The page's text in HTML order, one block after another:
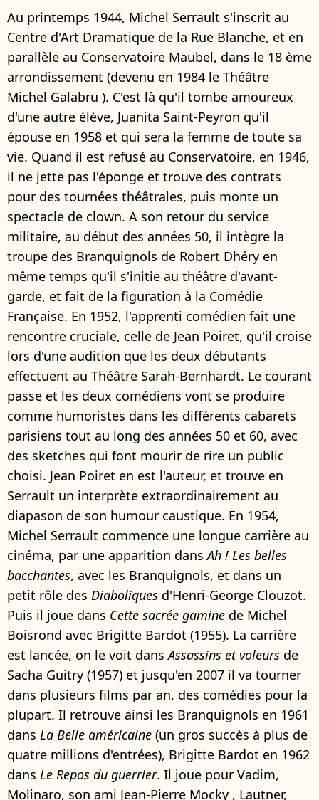
Au printemps 1944, Michel Serrault s'inscrit au
Centre d'Art Dramatique de la Rue Blanche, et en
parallèle au Conservatoire Maubel, dans le 18 ème
arrondissement (devenu en 1984 le Théâtre
Michel Galabru ). C'est là qu'il tombe amoureux
d'une autre élève, Juanita Saint-Peyron qu'il
épouse en 1958 et qui sera la femme de toute sa
vie. Quand il est refusé au Conservatoire, en 1946,
il ne jette pas l'éponge et trouve des contrats
pour des tournées théâtrales, puis monte un
spectacle de clown. A son retour du service
militaire, au début des années 50, il intègre la
troupe des Branquignols de Robert Dhéry en
même temps qu'il s'initie au théâtre d'avant-
garde, et fait de la figuration à la Comédie
Française. En 1952, l'apprenti comédien fait une
rencontre cruciale, celle de Jean Poiret, qu'il croise
lors d'une audition que les deux débutants
effectuent au Théâtre Sarah-Bernhardt. Le courant
passe et les deux comédiens vont se produire
comme humoristes dans les différents cabarets
parisiens tout au long des années 50 et 60, avec
des sketches qui font mourir de rire un public
choisi. Jean Poiret en est l'auteur, et trouve en
Serrault un interprète extraordinairement au
diapason de son humour caustique. En 1954,
Michel Serrault commence une longue carrière au
cinéma, par une apparition dansAh ! Les belles
bacchantes, avec les Branquignols, et dans un
petit rôle des Diaboliques d'Henri-George Clouzot.
Puis il joue dans Cette sacrée gamine de Michel
Boisrond avec Brigitte Bardot (1955). La carrière
est lancée, on le voit dansAssassins et voleurs de
Sacha Guitry (1957) et jusqu'en 2007 il va tourner
dans plusieurs films par an, des comédies pour la
plupart. Il retrouve ainsi les Branquignols en 1961
dans La Belle américaine (un gros succès à plus de
quatre millions d'entrées), Brigitte Bardot en 1962
dans Le Repos du guerrier. Il joue pour Vadim,
Molinaro, son ami Jean-Pierre Mocky , Lautner,